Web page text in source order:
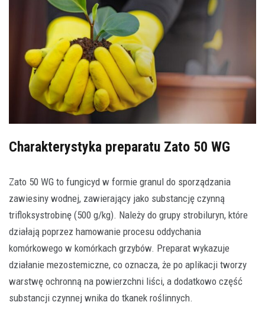
Charakterystyka preparatu Zato 50 WG
Zato 50 WG to fungicyd w formie granul do sporządzania
zawiesiny wodnej, zawierający jako substancję czynną
trifloksystrobinę (500 g/kg). Należy do grupy strobiluryn, które
działają poprzez hamowanie procesu oddychania
komórkowego w komórkach grzybów. Preparat wykazuje
działanie mezostemiczne, co oznacza, że po aplikacji tworzy
warstwę ochronną na powierzchni liści, a dodatkowo część
substancji czynnej wnika do tkanek roślinnych.